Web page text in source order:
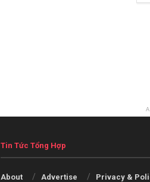
Tin Tức Tổng Hợp
About Advertise Privacy &